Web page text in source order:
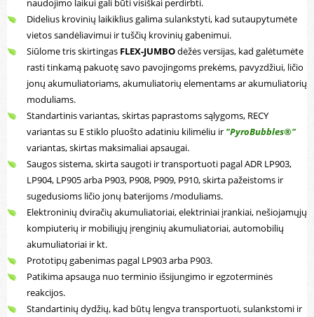
naudojimo laikui gali būti visiškai perdirbti.
Didelius krovinių laikiklius galima sulankstyti, kad sutaupytumėte
vietos sandėliavimui ir tuščių krovinių gabenimui.
Siūlome tris skirtingas FLEX-JUMBOdėžės versijas, kad galėtumėte
rasti tinkamą pakuotę savo pavojingoms prekėms, pavyzdžiui, ličio
jonų akumuliatoriams, akumuliatorių elementams ar akumuliatorių
moduliams.
Standartinis variantas, skirtas paprastoms sąlygoms, RECY
variantas su E stiklo pluošto adatiniu kilimėliu ir "PyroBubbles®"
variantas, skirtas maksimaliai apsaugai.
Saugos sistema, skirta saugoti ir transportuoti pagal ADR LP903,
LP904, LP905 arba P903, P908, P909, P910, skirta pažeistoms ir
sugedusioms ličio jonų baterijoms /moduliams.
Elektroninių dviračių akumuliatoriai, elektriniai įrankiai, nešiojamųjų
kompiuterių ir mobiliųjų įrenginių akumuliatoriai, automobilių
akumuliatoriai ir kt.
Prototipų gabenimas pagal LP903 arba P903.
Patikima apsauga nuo terminio išsijungimo ir egzoterminės
reakcijos.
Standartinių dydžių, kad būtų lengva transportuoti, sulankstomi ir